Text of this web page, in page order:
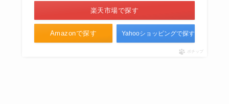
Amazonで探す
楽天市場で探す
Yahooショッピングで探す
ポチップ